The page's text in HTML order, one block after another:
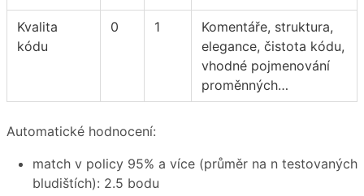
Kvalita
kódu
0 1
Komentáře, struktura,
elegance, čistota kódu,
vhodné pojmenování
proměnných…
Automatické hodnocení:
match v policy 95% a více (průměr na n testovaných
bludištích): 2.5 bodu